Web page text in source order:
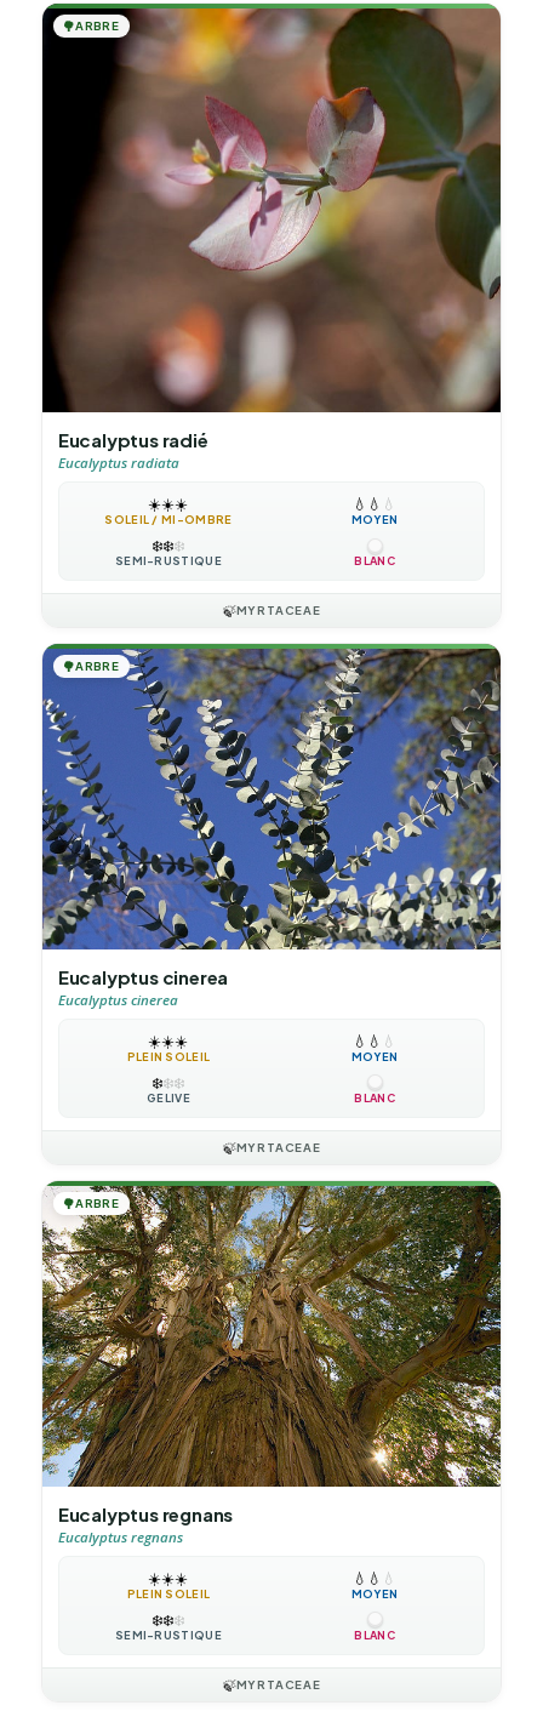
🌳ARBRE
Eucalyptus radié
Eucalyptus radiata
☀️☀️☀️
SOLEIL / MI-OMBRE
💧 💧 💧
MOYEN
❄️❄️❄️
SEMI-RUSTIQUE BLANC
🍃MYRTACEAE
🌳ARBRE
Eucalyptus cinerea
Eucalyptus cinerea
☀️☀️☀️
PLEIN SOLEIL
💧 💧 💧
MOYEN
❄️❄️❄️
GÉLIVE BLANC
🍃MYRTACEAE
🌳ARBRE
Eucalyptus regnans
Eucalyptus regnans
☀️☀️☀️
PLEIN SOLEIL
💧 💧 💧
MOYEN
❄️❄️❄️
SEMI-RUSTIQUE BLANC
🍃MYRTACEAE